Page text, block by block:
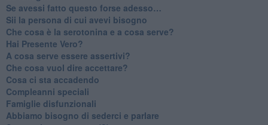
​Se avessi fatto questo forse adesso…
​Sii la persona di cui avevi bisogno
Che cosa è la serotonina e a cosa serve?
​Hai Presente Vero?
A cosa serve essere assertivi?
​Che cosa vuol dire accettare?
​Cosa ci sta accadendo
​Compleanni speciali
​Famiglie disfunzionali
​Abbiamo bisogno di sederci e parlare